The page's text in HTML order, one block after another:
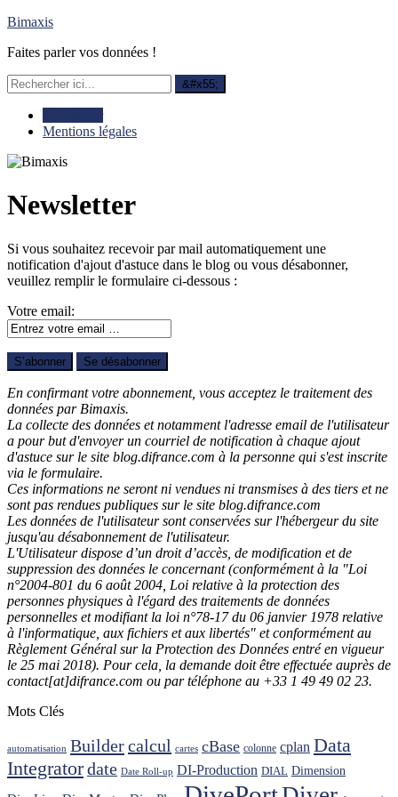
Bimaxis
Faites parler vos données !
Mentions légales
Newsletter
Si vous souhaitez recevoir par mail automatiquement une
notification d'ajout d'astuce dans le blog ou vous désabonner,
veuillez remplir le formulaire ci-dessous :
Votre email:
En confirmant votre abonnement, vous acceptez le traitement des
données par Bimaxis.
La collecte des données et notamment l'adresse email de l'utilisateur
a pour but d'envoyer un courriel de notification à chaque ajout
d'astuce sur le site blog.difrance.com à la personne qui s'est inscrite
via le formulaire.
Ces informations ne seront ni vendues ni transmises à des tiers et ne
sont pas rendues publiques sur le site blog.difrance.com
Les données de l'utilisateur sont conservées sur l'hébergeur du site
jusqu'au désabonnement de l'utilisateur.
L'Utilisateur dispose d’un droit d’accès, de modification et de
suppression des données le concernant (conformément à la "Loi
n°2004-801 du 6 août 2004, Loi relative à la protection des
personnes physiques à l'égard des traitements de données
personnelles et modifiant la loi n°78-17 du 06 janvier 1978 relative
à l'informatique, aux fichiers et aux libertés" et conformément au
Règlement Général sur la Protection des Données entré en vigueur
le 25 mai 2018). Pour cela, la demande doit être effectuée auprès de
contact[at]difrance.com ou par téléphone au +33 1 49 49 02 23.
Mots Clés
automatisation Buildercalcul cartes cBase colonne cplan Data
Integratordate Date Roll-up DI-Production DIAL Dimension